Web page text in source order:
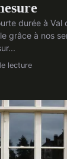
durée à Val
grâce à nos
lecture